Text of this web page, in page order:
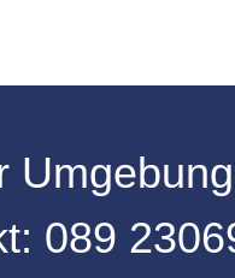
Umgebung
089